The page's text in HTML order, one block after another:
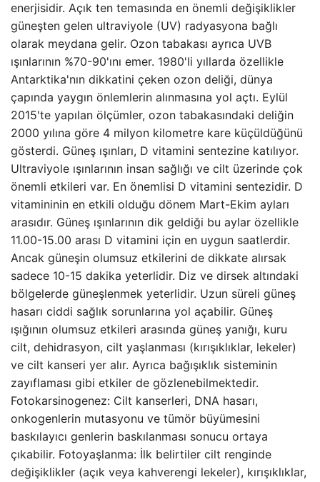
enerjisidir. Açık ten temasında en önemli değişiklikler
güneşten gelen ultraviyole (UV) radyasyona bağlı
olarak meydana gelir. Ozon tabakası ayrıca UVB
ışınlarının %70-90'ını emer. 1980'li yıllarda özellikle
Antarktika'nın dikkatini çeken ozon deliği, dünya
çapında yaygın önlemlerin alınmasına yol açtı. Eylül
2015'te yapılan ölçümler, ozon tabakasındaki deliğin
2000 yılına göre 4 milyon kilometre kare küçüldüğünü
gösterdi. Güneş ışınları, D vitamini sentezine katılıyor.
Ultraviyole ışınlarının insan sağlığı ve cilt üzerinde çok
önemli etkileri var. En önemlisi D vitamini sentezidir. D
vitamininin en etkili olduğu dönem Mart-Ekim ayları
arasıdır. Güneş ışınlarının dik geldiği bu aylar özellikle
11.00-15.00 arası D vitamini için en uygun saatlerdir.
Ancak güneşin olumsuz etkilerini de dikkate alırsak
sadece 10-15 dakika yeterlidir. Diz ve dirsek altındaki
bölgelerde güneşlenmek yeterlidir. Uzun süreli güneş
hasarı ciddi sağlık sorunlarına yol açabilir. Güneş
ışığının olumsuz etkileri arasında güneş yanığı, kuru
cilt, dehidrasyon, cilt yaşlanması (kırışıklıklar, lekeler)
ve cilt kanseri yer alır. Ayrıca bağışıklık sisteminin
zayıflaması gibi etkiler de gözlenebilmektedir.
Fotokarsinogenez: Cilt kanserleri, DNA hasarı,
onkogenlerin mutasyonu ve tümör büyümesini
baskılayıcı genlerin baskılanması sonucu ortaya
çıkabilir. Fotoyaşlanma: İlk belirtiler cilt renginde
değişiklikler (açık veya kahverengi lekeler), kırışıklıklar,